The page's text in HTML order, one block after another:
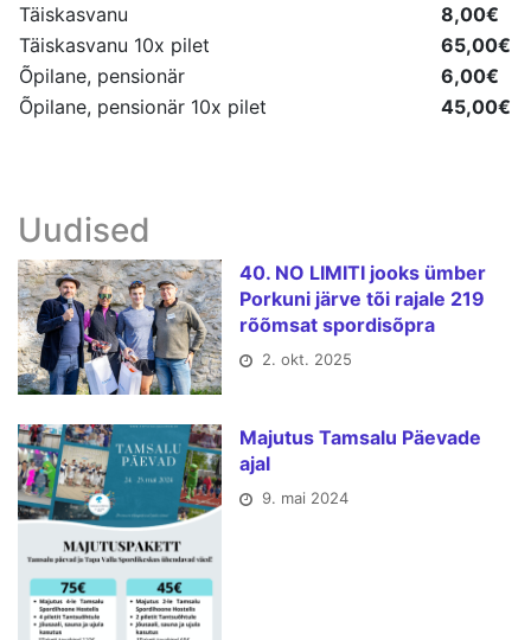
Täiskasvanu
8,00€
Täiskasvanu 10x pilet
65,00€
Õpilane, pensionär
6,00€
Õpilane, pensionär 10x pilet
45,00€
Uudised
40. NO LIMITI jooks ümber
Porkuni järve tõi rajale 219
rõõmsat spordisõpra
2. okt. 2025
Majutus Tamsalu Päevade
ajal
9. mai 2024